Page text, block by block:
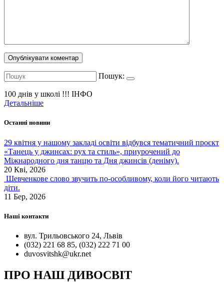
Пошук:
100 днів у школі !!! ІНФО
Детальніше
Останні новини
29 квітня у нашому закладі освіти відбувся тематичний проєкт
«Танець у джинсах: рух та стиль», приурочений до
Міжнародного дня танцю та Дня джинсів (деніму).
20 Кві, 2026
Шевченкове слово звучить по-особливому, коли його читають
діти.
11 Бер, 2026
Наші контакти
вул. Трильовського 24, Львів
(032) 221 68 85, (032) 222 71 00
duvosvitshk@ukr.net
ПРО НАШ ДИВОСВІТ